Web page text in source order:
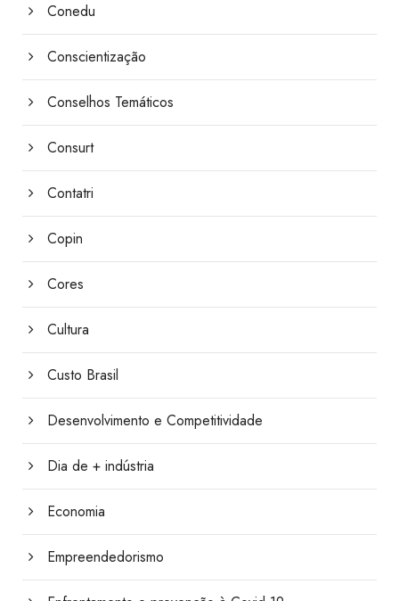
Conedu
Conscientização
Conselhos Temáticos
Consurt
Contatri
Copin
Cores
Cultura
Custo Brasil
Desenvolvimento e Competitividade
Dia de + indústria
Economia
Empreendedorismo